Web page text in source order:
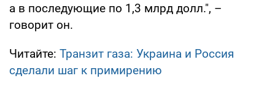
а в последующие по 1,3 млрд долл.", –
говорит он.
Читайте: Транзит газа: Украина и Россия
сделали шаг к примирению